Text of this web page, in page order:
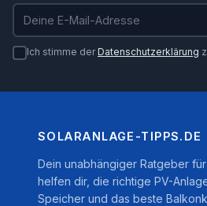
E-Mail-Adresse
Ich stimme derDatenschutzerklärung
SOLARANLAGE-TIPPS.DE
Dein unabhängiger Ratgeber
helfen dir, die richtige PV-
Speicher und das beste